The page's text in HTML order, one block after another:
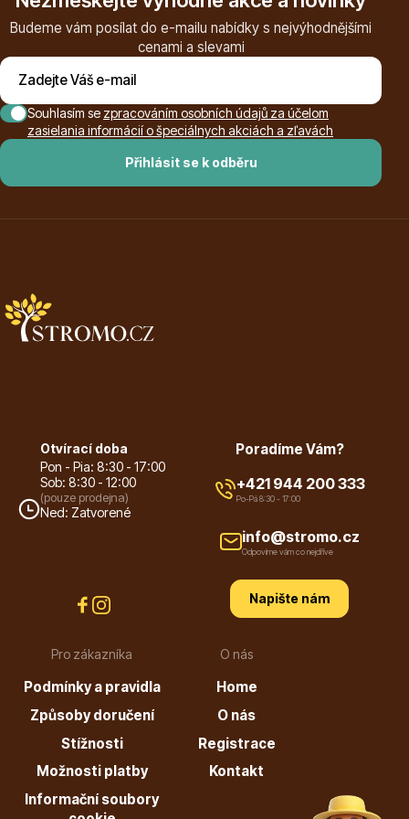
Ovocné stromy
Popínavé rostliny
Budeme vám posílat do e-mailu nabídky s nejvýhodnějšími
cenami a slevami
Přihlásit se k odběru
Souhlasím se zpracováním osobních údajů za účelom
zasielania informácií o špeciálnych akciách a zľavách
Otvírací doba
Pon - Pia: 8:30 - 17:00
Sob: 8:30 - 12:00
(pouze prodejna)
Ned: Zatvorené
Pro zákazníka
Podmínky a pravidla
Způsoby doručení
Stížnosti
Možnosti platby
Informační soubory
O nás
Home
O nás
Registrace
Kontakt
Poradíme Vám?
+421 944 200 333
Po-Pá 8:30 - 17:00
info@stromo.cz
Odpovíme vám co nejdříve
Napište nám